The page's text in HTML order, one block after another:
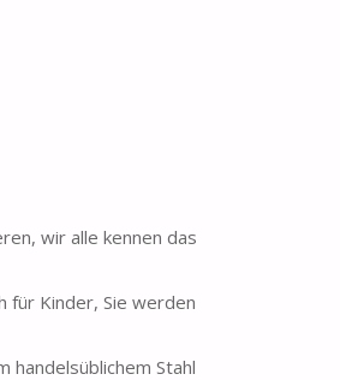
wir alle kennen das
für Kinder, Sie werden
handelsüblichem Stahl